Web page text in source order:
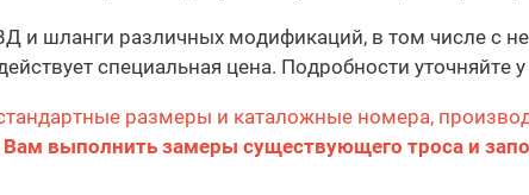
и шланги различных модификаций, в том числе с
специальная цена. Подробности уточняйте
размеры и каталожные номера,
выполнить замеры существующего троса и